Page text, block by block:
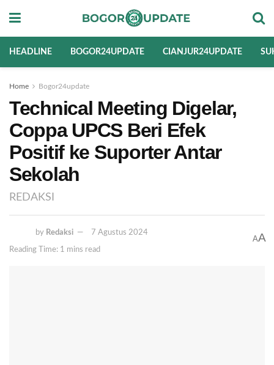
HEADLINE BOGOR24UPDATE CIANJUR24UPDATE
Home Bogor24update
Technical Meeting Digelar,
Coppa UPCS Beri Efek
Positif ke Suporter Antar
Sekolah
REDAKSI
by Redaksi 7 Agustus 2024
Reading Time: 1 mins read
AA